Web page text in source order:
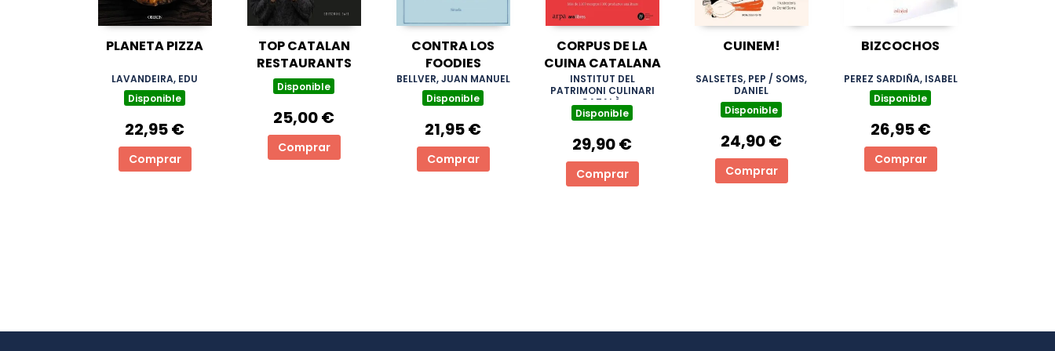
PLANETA PIZZA
LAVANDEIRA, EDU
Disponible
22,95 €
Comprar
TOP CATALAN
RESTAURANTS
Disponible
25,00 €
Comprar
CONTRA LOS
FOODIES
BELLVER, JUAN MANUEL
Disponible
21,95 €
Comprar
CORPUS DE LA
CUINA CATALANA
INSTITUT DEL
PATRIMONI CULINARI
CATALÀ,
Disponible
29,90 €
Comprar
CUINEM!
SALSETES, PEP / SOMS,
DANIEL
Disponible
24,90 €
Comprar
BIZCOCHOS
PEREZ SARDIÑA, ISABEL
Disponible
26,95 €
Comprar